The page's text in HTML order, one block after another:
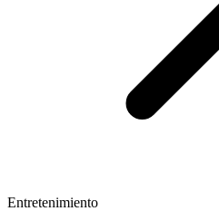
Entretenimiento